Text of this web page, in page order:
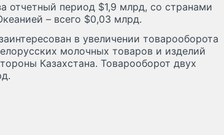
отчетный период $1,9 млрд, со странами
– всего $0,03 млрд.
в увеличении товарооборота
молочных товаров и изделий
Казахстана. Товарооборот двух